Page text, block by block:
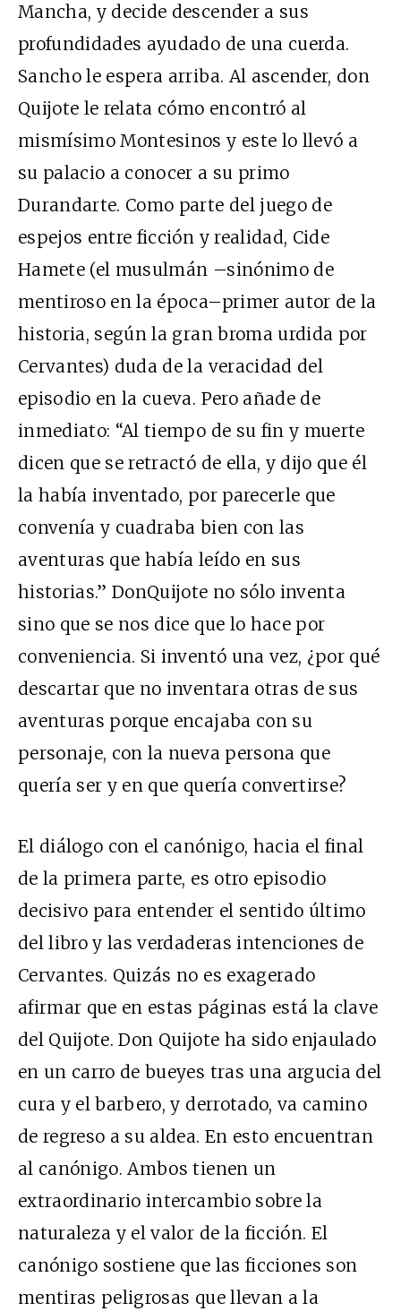
Mancha, y decide descender a sus
profundidades ayudado de una cuerda.
Sancho le espera arriba. Al ascender, don
Quijote le relata cómo encontró al
mismísimo Montesinos y este lo llevó a
su palacio a conocer a su primo
Durandarte. Como parte del juego de
espejos entre ficción y realidad, Cide
Hamete (el musulmán –sinónimo de
mentiroso en la época–primer autor de la
historia, según la gran broma urdida por
Cervantes) duda de la veracidad del
episodio en la cueva. Pero añade de
inmediato: “Al tiempo de su fin y muerte
dicen que se retractó de ella, y dijo que él
la había inventado, por parecerle que
convenía y cuadraba bien con las
aventuras que había leído en sus
historias.” DonQuijote no sólo inventa
sino que se nos dice que lo hace por
conveniencia. Si inventó una vez, ¿por qué
descartar que no inventara otras de sus
aventuras porque encajaba con su
personaje, con la nueva persona que
quería ser y en que quería convertirse?
El diálogo con el canónigo, hacia el final
de la primera parte, es otro episodio
decisivo para entender el sentido último
del libro y las verdaderas intenciones de
Cervantes. Quizás no es exagerado
afirmar que en estas páginas está la clave
del Quijote. Don Quijote ha sido enjaulado
en un carro de bueyes tras una argucia del
cura y el barbero, y derrotado, va camino
de regreso a su aldea. En esto encuentran
al canónigo. Ambos tienen un
extraordinario intercambio sobre la
naturaleza y el valor de la ficción. El
canónigo sostiene que las ficciones son
mentiras peligrosas que llevan a la